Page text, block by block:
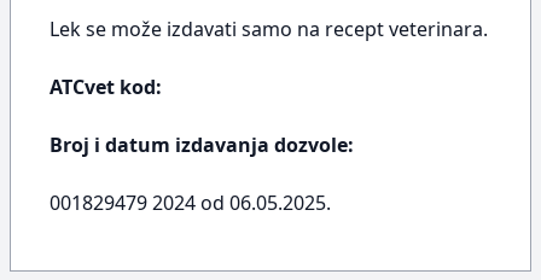
Lek se može izdavati samo na recept veterinara.
ATCvet kod:
Broj i datum izdavanja dozvole:
001829479 2024 od 06.05.2025.